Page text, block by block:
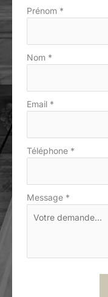
Formulaire
Prénom *
Nom *
Email *
Téléphone *
Message *